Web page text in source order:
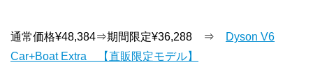
通常価格¥48,384⇒期間限定¥36,288 ⇒
Dyson V6
Car+Boat Extra 【直販限定モデル】